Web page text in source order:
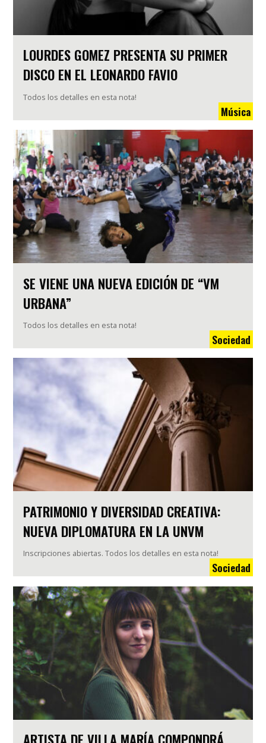
LOURDES GOMEZ PRESENTA SU PRIMER
DISCO EN EL LEONARDO FAVIO
Todos los detalles en esta nota!
Música
SE VIENE UNA NUEVA EDICIÓN DE “VM
URBANA”
Todos los detalles en esta nota!
Sociedad
PATRIMONIO Y DIVERSIDAD CREATIVA:
NUEVA DIPLOMATURA EN LA UNVM
Inscripciones abiertas. Todos los detalles en esta nota!
Sociedad
ARTISTA DE VILLA MARÍA COMPONDRÁ